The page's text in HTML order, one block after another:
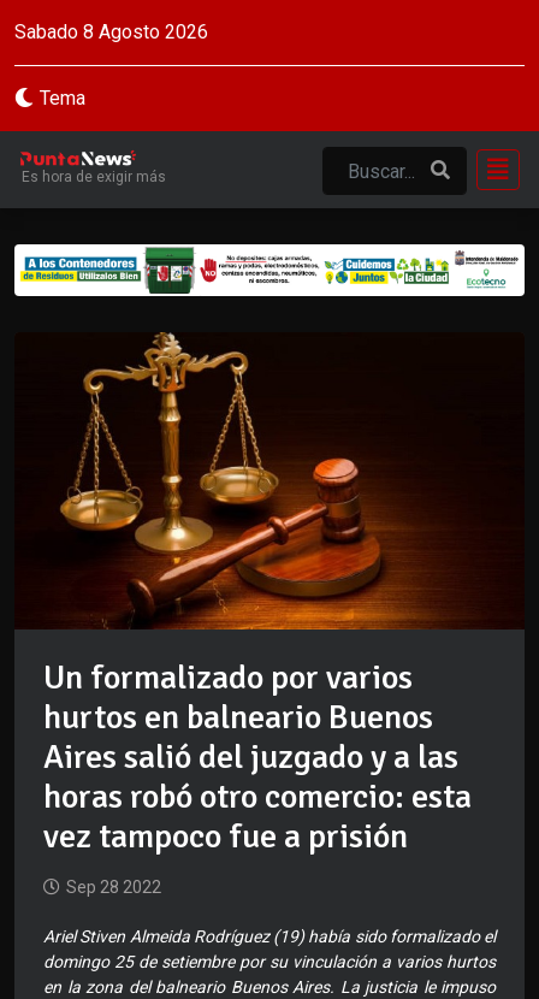
Sabado 8 Agosto 2026
Tema
Es hora de exigir más
Un formalizado por varios
hurtos en balneario Buenos
Aires salió del juzgado y a las
horas robó otro comercio: esta
vez tampoco fue a prisión
Sep 28 2022
Ariel Stiven Almeida Rodríguez (19) había sido formalizado el
domingo 25 de setiembre por su vinculación a varios hurtos
en la zona del balneario Buenos Aires. La justicia le impuso